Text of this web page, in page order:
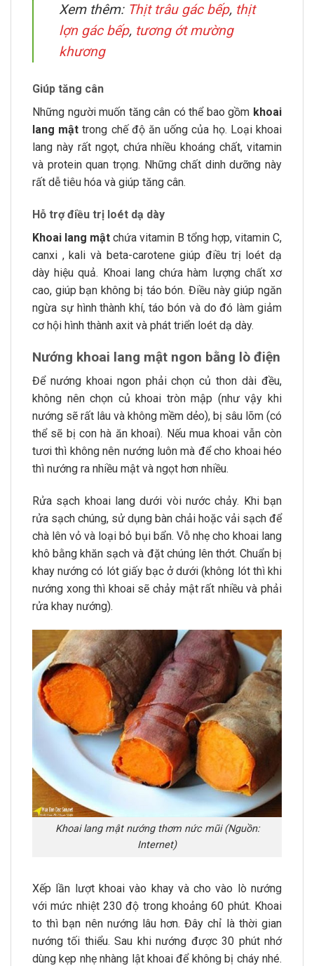
Xem thêm: Thịt trâu gác bếp, thịt
lợn gác bếp, tương ớt mường
khương
Giúp tăng cân
Những người muốn tăng cân có thể bao gồm khoai
lang mật trong chế độ ăn uống của họ. Loại khoai
lang này rất ngọt, chứa nhiều khoáng chất, vitamin
và protein quan trọng. Những chất dinh dưỡng này
rất dễ tiêu hóa và giúp tăng cân.
Hỗ trợ điều trị loét dạ dày
Khoai lang mật chứa vitamin B tổng hợp, vitamin C,
canxi , kali và beta-carotene giúp điều trị loét dạ
dày hiệu quả. Khoai lang chứa hàm lượng chất xơ
cao, giúp bạn không bị táo bón. Điều này giúp ngăn
ngừa sự hình thành khí, táo bón và do đó làm giảm
cơ hội hình thành axit và phát triển loét dạ dày.
Nướng khoai lang mật ngon bằng lò điện
Để nướng khoai ngon phải chọn củ thon dài đều,
không nên chọn củ khoai tròn mập (như vậy khi
nướng sẽ rất lâu và không mềm dẻo), bị sâu lõm (có
thể sẽ bị con hà ăn khoai). Nếu mua khoai vẫn còn
tươi thì không nên nướng luôn mà để cho khoai héo
thì nướng ra nhiều mật và ngọt hơn nhiều.
Rửa sạch khoai lang dưới vòi nước chảy. Khi bạn
rửa sạch chúng, sử dụng bàn chải hoặc vải sạch để
chà lên vỏ và loại bỏ bụi bẩn. Vỗ nhẹ cho khoai lang
khô bằng khăn sạch và đặt chúng lên thớt. Chuẩn bị
khay nướng có lót giấy bạc ở dưới (không lót thì khi
nướng xong thì khoai sẽ chảy mật rất nhiều và phải
rửa khay nướng).
Khoai lang mật nướng thơm nức mũi (Nguồn:
Internet)
Xếp lần lượt khoai vào khay và cho vào lò nướng
với mức nhiệt 230 độ trong khoảng 60 phút. Khoai
to thì bạn nên nướng lâu hơn. Đây chỉ là thời gian
nướng tối thiểu. Sau khi nướng được 30 phút nhớ
dùng kẹp nhẹ nhàng lật khoai để không bị cháy nhé.